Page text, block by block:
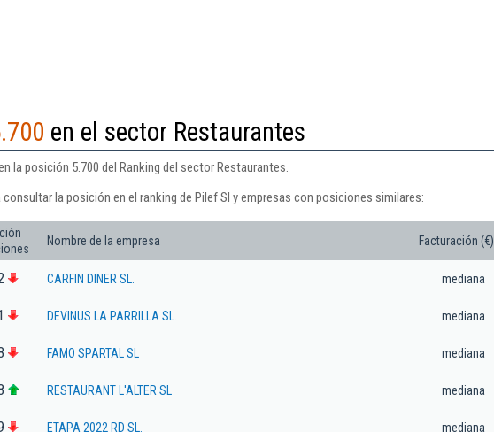
en el sector Restaurantes
la posición 5.700 del Ranking del sector Restaurantes.
la posición en el ranking de Pilef Sl y empresas con posiciones similares:
Nombre de la empresa Facturación (€)
CARFIN DINER SL. mediana
DEVINUS LA PARRILLA SL. mediana
FAMO SPARTAL SL mediana
RESTAURANT L'ALTER SL mediana
ETAPA 2022 RD SL. mediana